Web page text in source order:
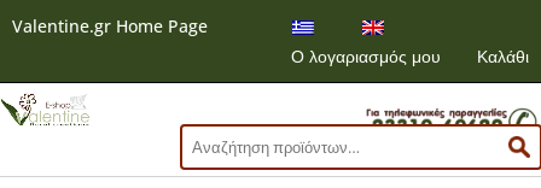
Valentine.gr Home Page
Ο λογαριασμός μου
Καλάθι
Αναζήτηση
για: